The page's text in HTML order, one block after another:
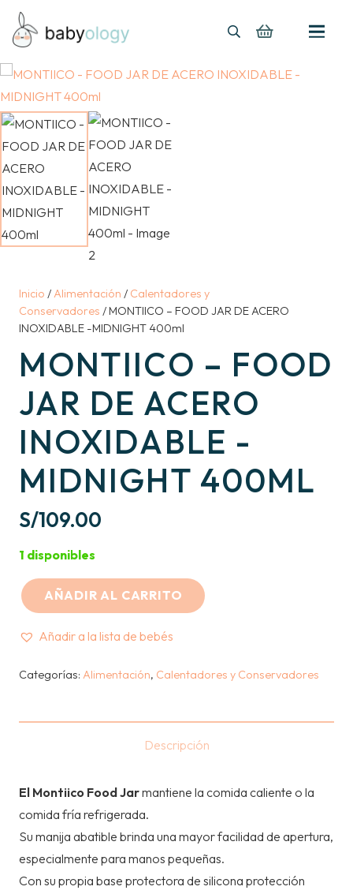
Inicio /Alimentación / Calentadores y
Conservadores / MONTIICO – FOOD JAR DE ACERO
INOXIDABLE -MIDNIGHT 400ml
MONTIICO – FOOD
JAR DE ACERO
INOXIDABLE -
MIDNIGHT 400ML
S/109.00
1 disponibles
MONTIICO
JAR
AÑADIR AL CARRITO
Añadir a la lista de bebés
Categorías: Alimentación, Calentadores y Conservadores
Descripción
El Montiico Food Jarmantiene la comida caliente o la
comida fría refrigerada.
Su manija abatible brinda una mayor facilidad de apertura,
especialmente para manos pequeñas.
Con su propia base protectora de silicona protección